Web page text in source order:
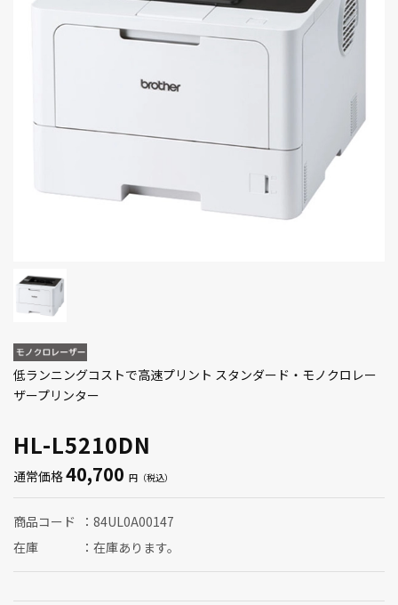
HL-L5210DN
低ランニングコストで高速プリント スタンダード・モノクロレー
ザープリンター
通常価格40,700
商品コード
84UL0A00147
在庫
在庫あります。